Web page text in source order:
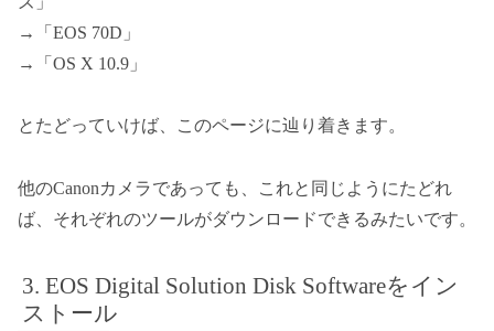
→「EOS 70D」
→「OS X 10.9」
とたどっていけば、このページに辿り着きます。
他のCanonカメラであっても、これと同じようにたどれ
ば、それぞれのツールがダウンロードできるみたいです。
EOS Digital Solution Disk Softwareをイン
ストール